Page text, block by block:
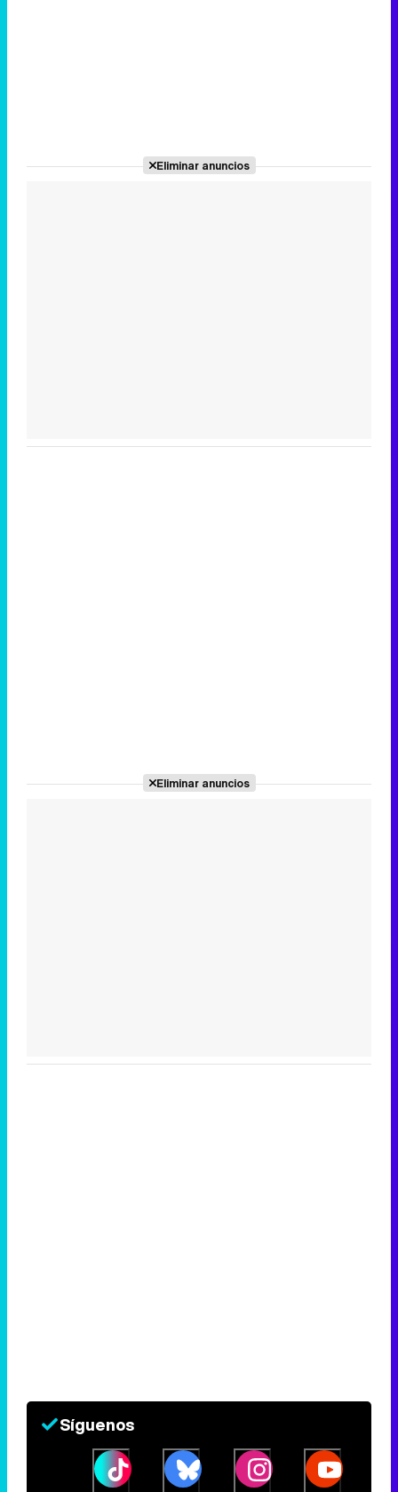
Eliminar anuncios
Eliminar anuncios
Síguenos